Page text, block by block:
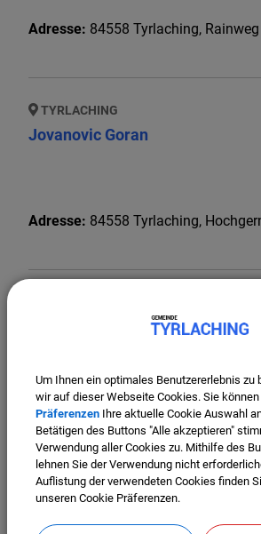
Adresse: 84558 Tyrlaching,
TYRLACHING
Jovanovic Goran
Adresse: 84558 Tyrlaching,
Adresse:84558Tyrlaching,
TYRLACHING
Um Ihnen ein optimales Benutzererlebnis zu
wir auf dieser Webseite Cookies. Sie
Präferenzen Ihre aktuelle Cookie Auswahl
Betätigen des Buttons "Alle akzeptieren"
Verwendung aller Cookies zu. Mithilfe des
lehnen Sie der Verwendung nicht
Auflistung der verwendeten Cookies finden
unseren Cookie Präferenzen.